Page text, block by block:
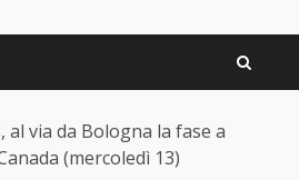
al via da Bologna la fase a
(mercoledì 13)